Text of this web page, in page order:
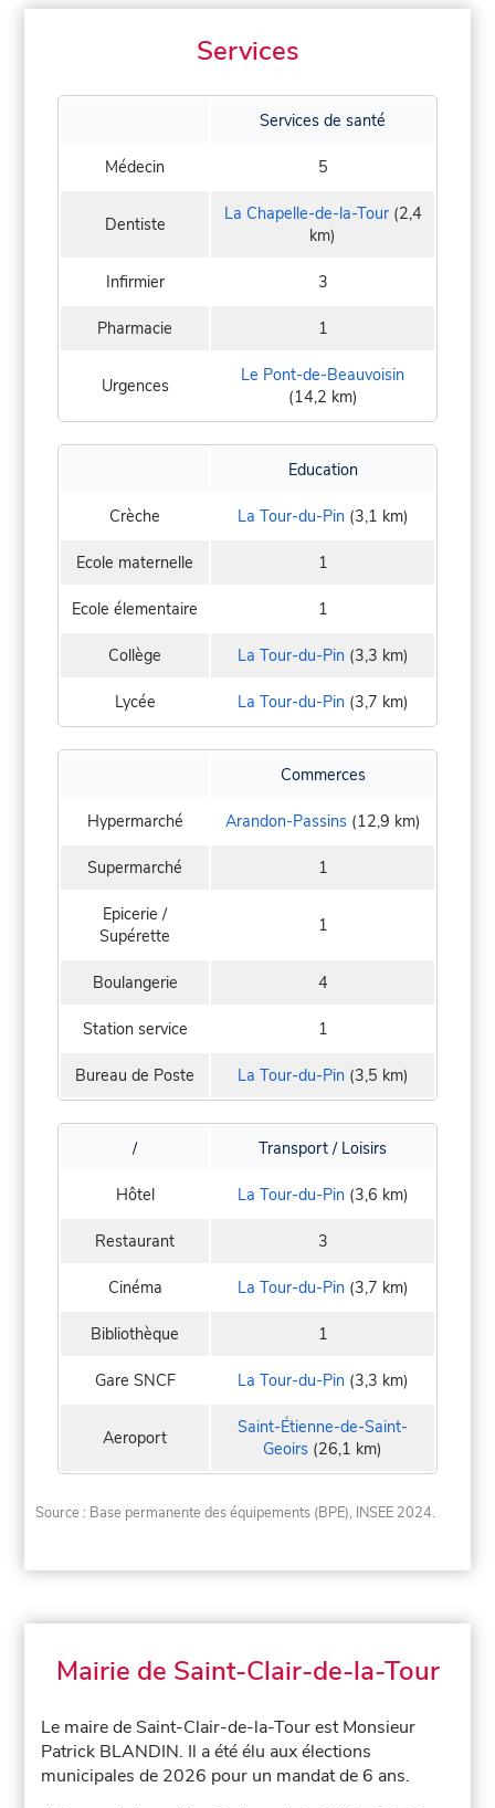
Services
Services de santé
Médecin 5
Dentiste La Chapelle-de-la-Tour(2,4
km)
Infirmier 3
Pharmacie 1
Urgences
Le Pont-de-Beauvoisin
(14,2 km)
Education
Crèche La Tour-du-Pin(3,1 km)
Ecole maternelle 1
Ecole élementaire 1
Collège La Tour-du-Pin(3,3 km)
Lycée La Tour-du-Pin(3,7 km)
Commerces
Hypermarché Arandon-Passins(12,9 km)
Supermarché 1
Epicerie /
Supérette
1
Boulangerie 4
Station service 1
Bureau de Poste La Tour-du-Pin(3,5 km)
/ Transport / Loisirs
Hôtel La Tour-du-Pin(3,6 km)
Restaurant 3
Cinéma La Tour-du-Pin(3,7 km)
Bibliothèque 1
Gare SNCF La Tour-du-Pin(3,3 km)
Aeroport
Saint-Étienne-de-Saint-
Geoirs (26,1 km)
Source : Base permanente des équipements (BPE), INSEE 2024.
Mairie de Saint-Clair-de-la-Tour
Le maire de Saint-Clair-de-la-Tour est Monsieur
Patrick BLANDIN. Il a été élu aux élections
municipales de 2026 pour un mandat de 6 ans.